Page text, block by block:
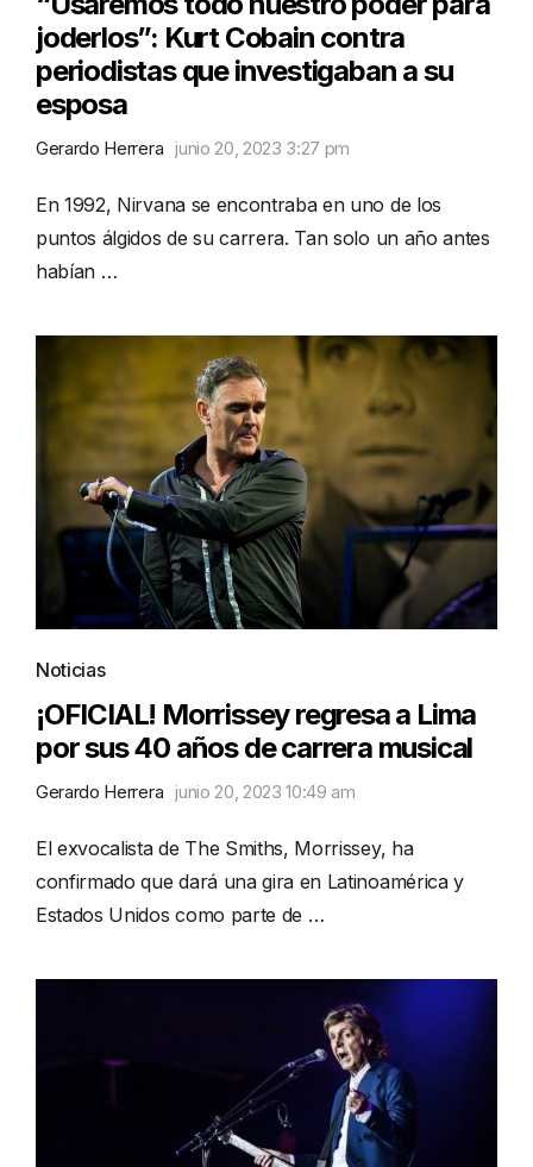
joderlos”: Kurt Cobain contra
periodistas que investigaban a su
esposa
Gerardo Herrera junio 20, 2023 3:27 pm
En 1992, Nirvana se encontraba en uno de los
puntos álgidos de su carrera. Tan solo un año antes
habían …
Noticias
¡OFICIAL! Morrissey regresa a Lima
por sus 40 años de carrera musical
Gerardo Herrera junio 20, 2023 10:49 am
El exvocalista de The Smiths, Morrissey, ha
confirmado que dará una gira en Latinoamérica y
Estados Unidos como parte de …